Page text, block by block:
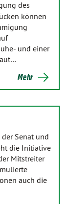
des
können
und einer
Mehr
Senat und
die Initiative
Mitstreiter
auch die